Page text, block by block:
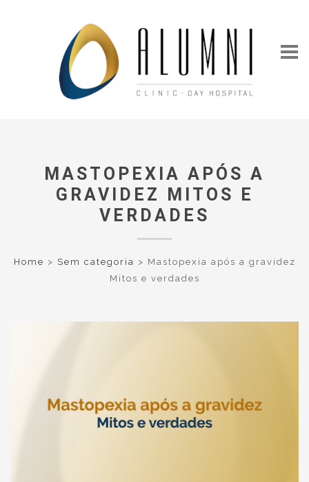
MASTOPEXIA APÓS A
GRAVIDEZ MITOS E
VERDADES
Home > Sem categoria > Mastopexia após a gravidez
Mitos e verdades